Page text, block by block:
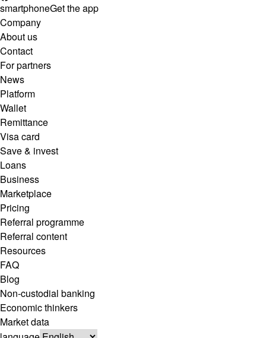
smartphoneGet the app
Company
About us
Contact
For partners
News
Platform
Wallet
Remittance
Visa card
Save & invest
Loans
Business
Marketplace
Pricing
Referral programme
Referral content
Resources
FAQ
Blog
Non-custodial banking
Economic thinkers
Market data